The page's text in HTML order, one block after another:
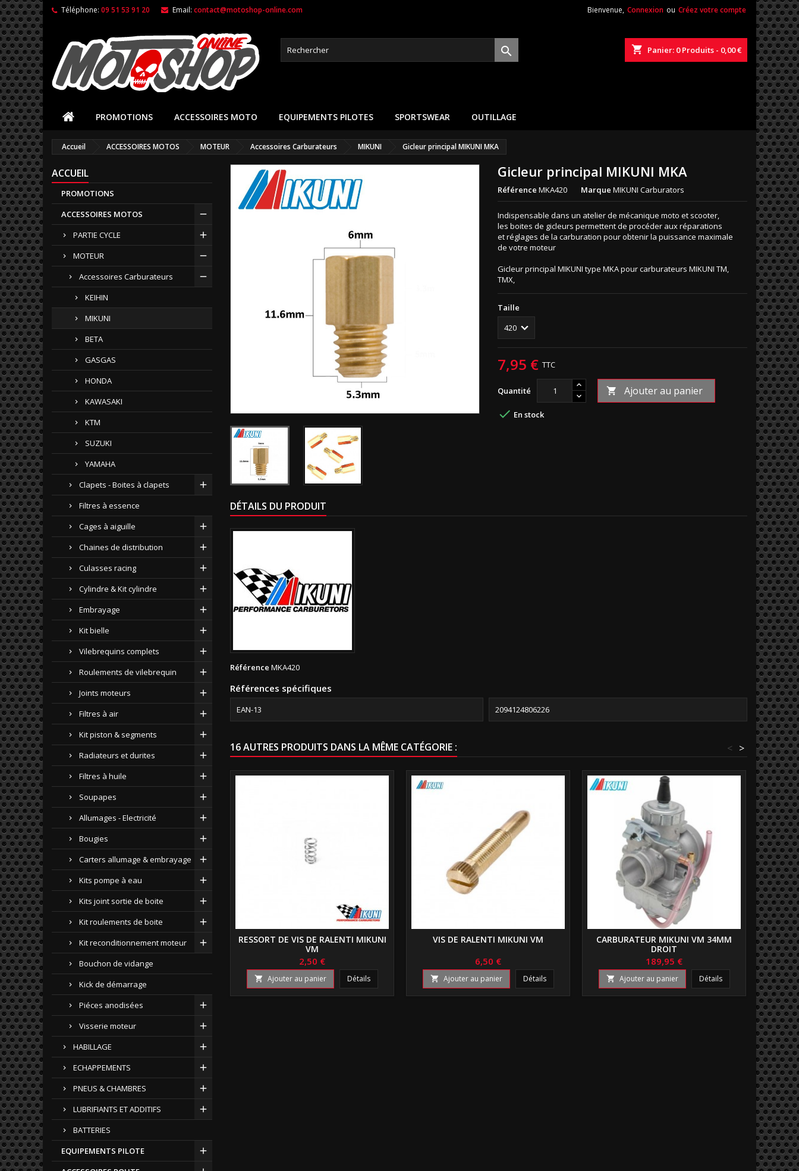
Téléphone: 09 51 53 91 20 Email: contact@motoshop-online.com Bienvenue, Connexion ou Créez votre compte
shopping_cart Panier: 0Produits - 0,00 €

PROMOTIONS ACCESSOIRES MOTO EQUIPEMENTS PILOTES SPORTSWEAR OUTILLAGE
Accueil ACCESSOIRES MOTOS MOTEUR Accessoires Carburateurs MIKUNI Gicleur principal MIKUNI MKA
ACCUEIL
PROMOTIONS
ACCESSOIRES MOTOS
PARTIE CYCLE
MOTEUR
Accessoires Carburateurs
KEIHIN
MIKUNI
BETA
GASGAS
HONDA
KAWASAKI
KTM
SUZUKI
YAMAHA
Clapets - Boites à clapets
Filtres à essence
Cages à aiguille
Chaines de distribution
Culasses racing
Cylindre & Kit cylindre
Embrayage
Kit bielle
Vilebrequins complets
Roulements de vilebrequin
Joints moteurs
Filtres à air
Kit piston & segments
Radiateurs et durites
Filtres à huile
Soupapes
Allumages - Electricité
Bougies
Carters allumage & embrayage
Kits pompe à eau
Kits joint sortie de boite
Kit roulements de boite
Kit reconditionnement moteur
Bouchon de vidange
Kick de démarrage
Piéces anodisées
Visserie moteur
HABILLAGE
ECHAPPEMENTS
PNEUS & CHAMBRES
LUBRIFIANTS ET ADDITIFS
BATTERIES
EQUIPEMENTS PILOTE
Gicleur principal MIKUNI MKA
Référence MKA420 Marque MIKUNI Carburators
Indispensable dans un atelier de mécanique moto et scooter,
les boites de gicleurs permettent de procéder aux réparations
et réglages de la carburation pour obtenir la puissance maximale
de votre moteur
Gicleur principal MIKUNI type MKA pour carburateurs MIKUNI TM,
TMX,
Taille
7,95 € TTC
Quantité  Ajouter au panier
 En stock
DÉTAILS DU PRODUIT
Référence MKA420
Références spécifiques
EAN-13 2094124806226
16 AUTRES PRODUITS DANS LA MÊME CATÉGORIE : >
<
RESSORT DE VIS DE RALENTI MIKUNI
VM
2,50 €
 Ajouter au panier Détails
VIS DE RALENTI MIKUNI VM
6,50 €
 Ajouter au panier Détails
CARBURATEUR MIKUNI VM 34MM
DROIT
189,95 €
 Ajouter au panier Détails 